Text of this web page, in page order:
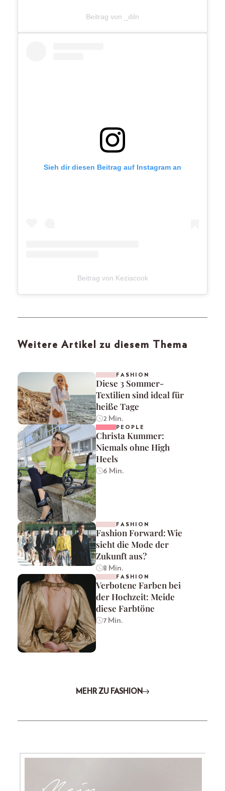
Beitrag von _diln
Sieh dir diesen Beitrag auf Instagram an
Beitrag von Keziacook
Weitere Artikel zu diesem Thema
FASHION
Diese 3 Sommer-
Textilien sind ideal für
heiße Tage
2 Min.
PEOPLE
Christa Kummer:
Niemals ohne High
Heels
6 Min.
FASHION
Fashion Forward: Wie
sieht die Mode der
Zukunft aus?
8 Min.
FASHION
Verbotene Farben bei
der Hochzeit: Meide
diese Farbtöne
7 Min.
MEHR ZU FASHION